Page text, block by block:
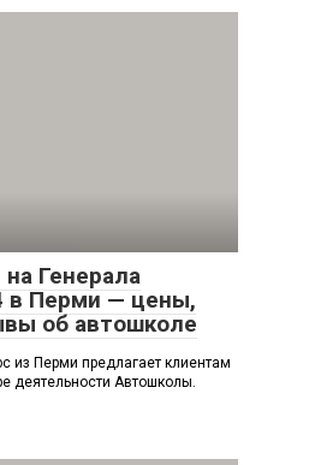
Генерала
в Перми — цены,
об автошколе
из Перми предлагает клиентам
деятельности Автошколы.